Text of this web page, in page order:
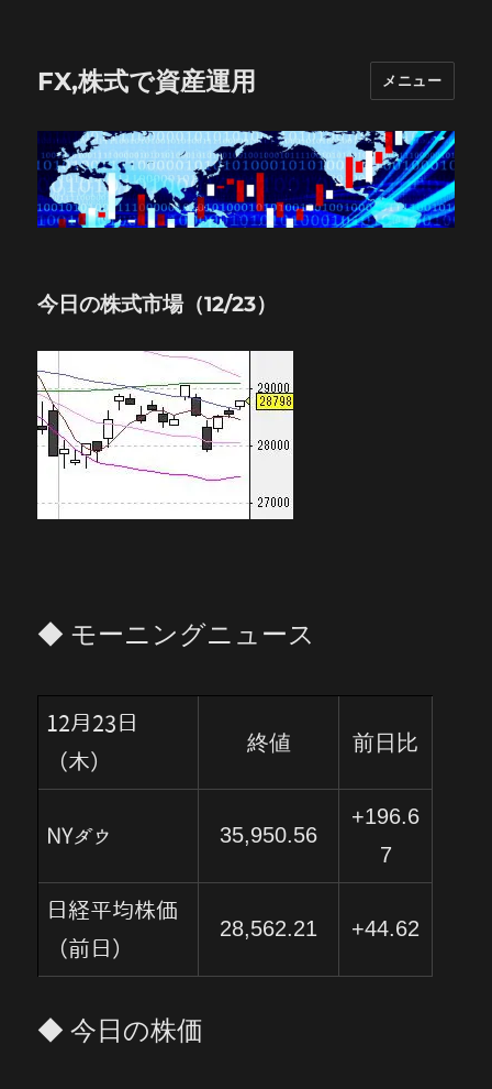
FX,株式で資産運用 メニュー
今日の株式市場（12/23）
◆ モーニングニュース
12月23日
（木）
終値 前日比
NYダウ 35,950.56
+196.6
7
日経平均株価
（前日）
28,562.21 +44.62
◆ 今日の株価